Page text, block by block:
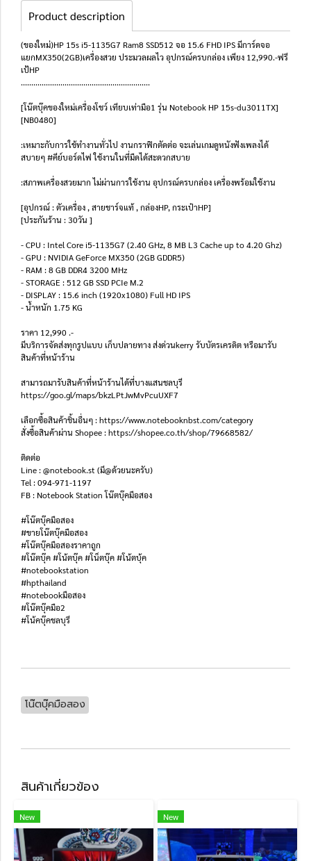
Product description
(ของใหม่)HP 15s i5-1135G7 Ram8 SSD512 จอ 15.6 FHD IPS มีการ์ดจอ
แยกMX350(2GB)เครื่องสวย ประมวลผลไว อุปกรณ์ครบกล่อง เพียง 12,990.-ฟรี
เป้HP
..............................................................
[โน๊ตบุ๊คของใหม่เครื่องโชว์ เทียบเท่ามือ1 รุ่น Notebook HP 15s-du3011TX]
[NB0480]
:เหมาะกับการใช้ทำงานทั่วไป งานกราฟิกตัดต่อ จะเล่นเกมดูหนังฟังเพลงได้
สบายๆ #คีย์บอร์ดไฟ ใช้งานในที่มืดได้สะดวกสบาย
:สภาพเครื่องสวยมาก ไม่ผ่านการใช้งาน อุปกรณ์ครบกล่อง เครื่องพร้อมใช้งาน
[อุปกรณ์ : ตัวเครื่อง , สายชาร์จแท้ , กล่องHP, กระเป๋าHP]
[ประกันร้าน : 30วัน ]
- CPU : Intel Core i5-1135G7 (2.40 GHz, 8 MB L3 Cache up to 4.20 Ghz)
- GPU : NVIDIA GeForce MX350 (2GB GDDR5)
- RAM : 8 GB DDR4 3200 MHz
- STORAGE : 512 GB SSD PCIe M.2
- DISPLAY : 15.6 inch (1920x1080) Full HD IPS
- น้ำหนัก 1.75 KG
ราคา 12,990 .-
มีบริการจัดส่งทุกรูปแบบ เก็บปลายทาง ส่งด่วนkerry รับบัตรเครดิต หรือมารับ
สินค้าที่หน้าร้าน
สามารถมารับสินค้าที่หน้าร้านได้ที่บางแสนชลบุรี
https://goo.gl/maps/bkzLPtJwMvPcuUXF7
เลือกซื้อสินค้าชิ้นอื่นๆ : https://www.notebooknbst.com/category
สั่งซื้อสินค้าผ่าน Shopee : https://shopee.co.th/shop/79668582/
ติดต่อ
Line : @notebook.st (มี@ด้วยนะครับ)
Tel : 094-971-1197
FB : Notebook Station โน๊ตบุ๊คมือสอง
#โน๊ตบุ๊คมือสอง
#ขายโน๊ตบุ๊คมือสอง
#โน๊ตบุ๊คมือสองราคาถูก
#โน๊ตบุ๊ค #โน้ตบุ๊ค #โน็ตบุ๊ค #โน้ตบุ้ค
#notebookstation
#hpthailand
#notebookมือสอง
#โน๊ตบุ๊คมือ2
#โน้คบุ๊คชลบุรี
โน๊ตบุ๊คมือสอง
สินค้าเกี่ยวข้อง
New New